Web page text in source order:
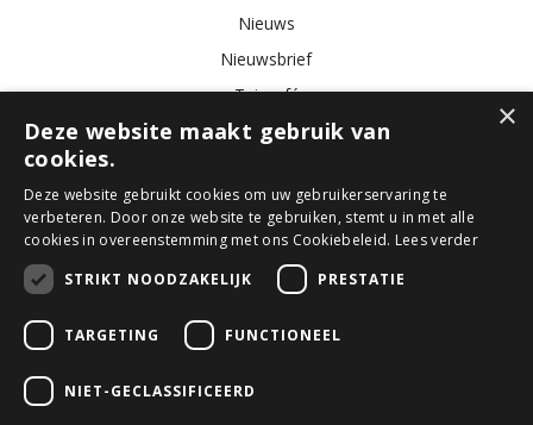
Nieuws
Nieuwsbrief
Tuincafé
Vacatures
Tuincentrum Bloemist Kamerplanten Kunstbloemen
Buitenplanten
Tuinmeubelen
© GroenRijk Den Bosch
Tuincentrum Overzicht
×
Deze website maakt gebruik van
cookies.
Deze website gebruikt cookies om uw gebruikerservaring te
verbeteren. Door onze website te gebruiken, stemt u in met alle
cookies in overeenstemming met ons Cookiebeleid. Lees verder
STRIKT NOODZAKELIJK
PRESTATIE
TARGETING FUNCTIONEEL
NIET-GECLASSIFICEERD